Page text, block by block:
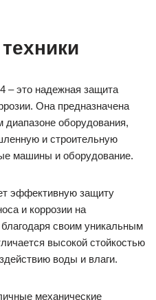
– это надежная защита
Она предназначена
оборудования,
и строительную
машины и оборудование.
эффективную защиту
и коррозии на
своим уникальным
высокой стойкостью
воды и влаги.
механические